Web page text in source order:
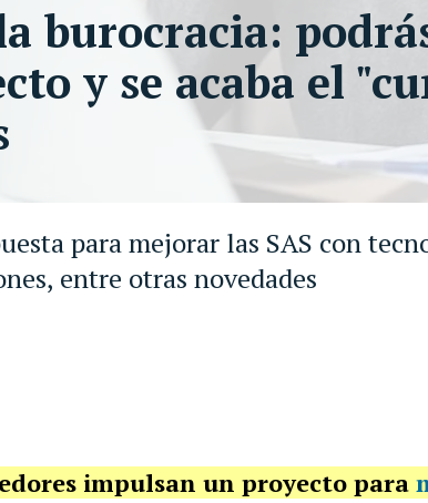
para mejorar las SAS con
entre otras novedades
burocracia:
y se acaba el
impulsan un proyecto para